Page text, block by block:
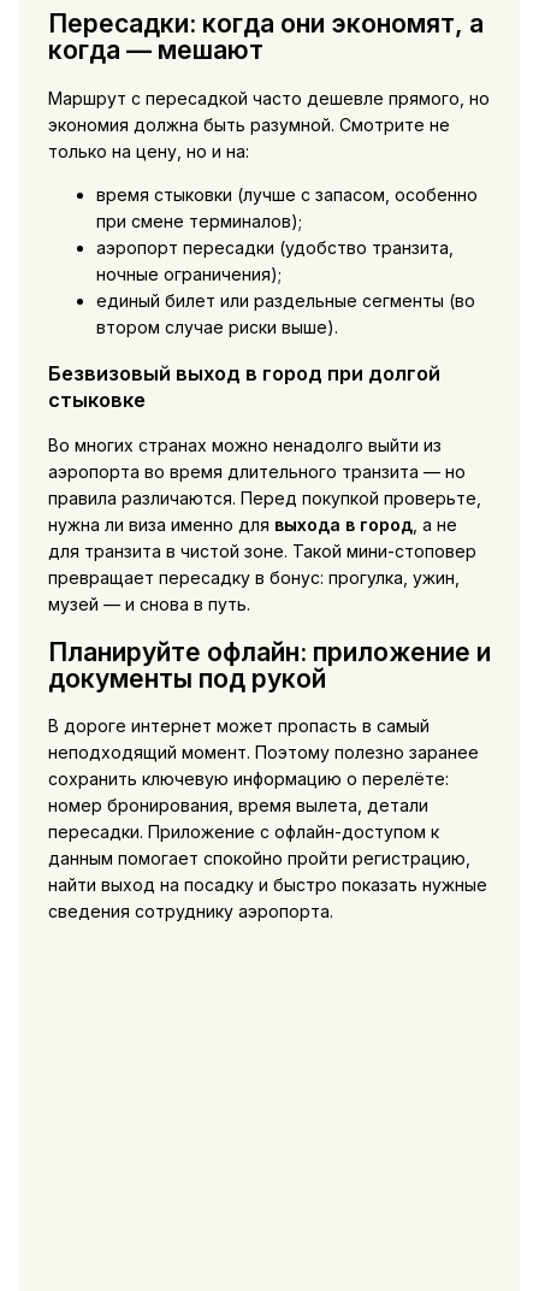
Пересадки: когда они экономят, а
когда — мешают
Маршрут с пересадкой часто дешевле прямого, но
экономия должна быть разумной. Смотрите не
только на цену, но и на:
время стыковки (лучше с запасом, особенно
при смене терминалов);
аэропорт пересадки (удобство транзита,
ночные ограничения);
единый билет или раздельные сегменты (во
втором случае риски выше).
Безвизовый выход в город при долгой
стыковке
Во многих странах можно ненадолго выйти из
аэропорта во время длительного транзита — но
правила различаются. Перед покупкой проверьте,
нужна ли виза именно для выхода в город, а не
для транзита в чистой зоне. Такой мини-стоповер
превращает пересадку в бонус: прогулка, ужин,
музей — и снова в путь.
Планируйте офлайн: приложение и
документы под рукой
В дороге интернет может пропасть в самый
неподходящий момент. Поэтому полезно заранее
сохранить ключевую информацию о перелёте:
номер бронирования, время вылета, детали
пересадки. Приложение с офлайн-доступом к
данным помогает спокойно пройти регистрацию,
найти выход на посадку и быстро показать нужные
сведения сотруднику аэропорта.